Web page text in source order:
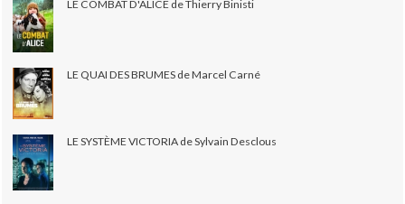
LE COMBAT D'ALICE de Thierry Binisti
LE QUAI DES BRUMES de Marcel Carné
LE SYSTÈME VICTORIA de Sylvain Desclous